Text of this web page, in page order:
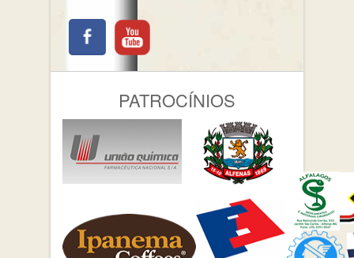
PATROCÍNIOS